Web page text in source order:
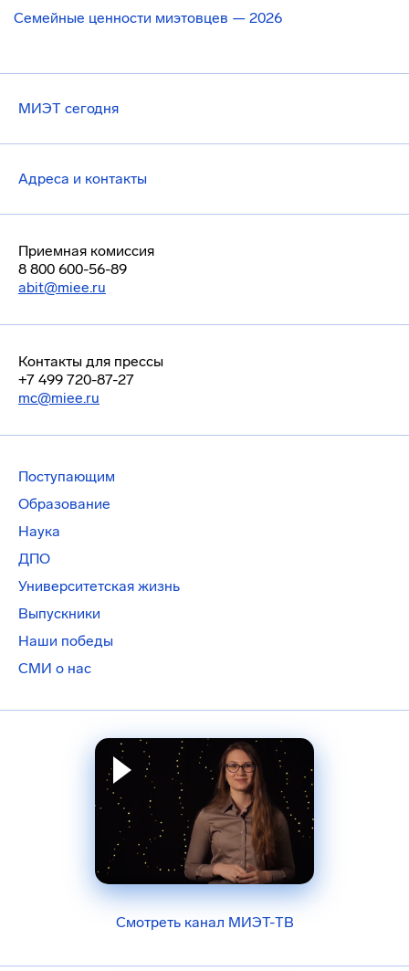
Семейные ценности миэтовцев — 2026
МИЭТ сегодня
Адреса и контакты
Приемная комиссия
8 800 600-56-89
abit@miee.ru
Контакты для прессы
+7 499 720-87-27
mc@miee.ru
Поступающим
Образование
Наука
ДПО
Университетская жизнь
Выпускники
Наши победы
СМИ о нас
Смотреть канал МИЭТ-ТВ